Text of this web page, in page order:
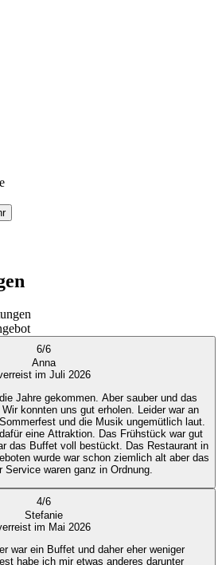
6/6
Anna
im Juli 2026
Jahre gekommen. Aber sauber und das
konnten uns gut erholen. Leider war an
und die Musik ungemütlich laut.
eine Attraktion. Das Frühstück war gut
das Buffet voll bestückt. Das Restaurant in
wurde war schon ziemlich alt aber das
Service waren ganz in Ordnung.
4/6
Stefanie
im Mai 2026
war ein Buffet und daher eher weniger
habe ich mir etwas anderes darunter